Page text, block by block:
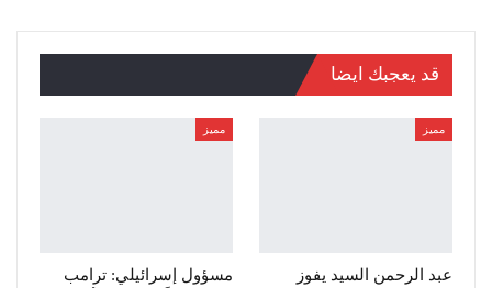
قد يعجبك ايضا
مميز
عبد الرحمن السيد يفوز
مميز
مسؤول إسرائيلي: ترامب